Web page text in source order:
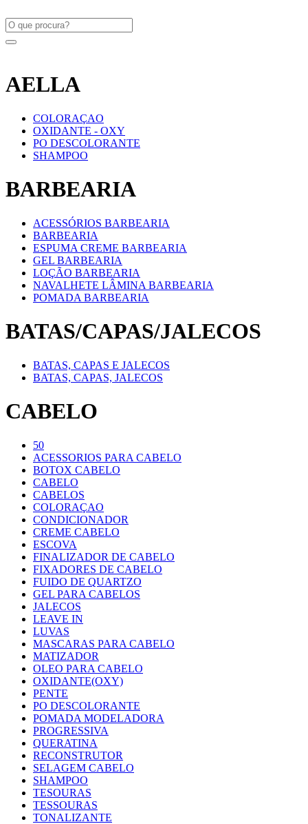
AELLA
COLORAÇAO
OXIDANTE - OXY
PO DESCOLORANTE
SHAMPOO
BARBEARIA
ACESSÓRIOS BARBEARIA
BARBEARIA
ESPUMA CREME BARBEARIA
GEL BARBEARIA
LOÇÃO BARBEARIA
NAVALHETE LÂMINA BARBEARIA
POMADA BARBEARIA
BATAS/CAPAS/JALECOS
BATAS, CAPAS E JALECOS
BATAS, CAPAS, JALECOS
CABELO
50
ACESSORIOS PARA CABELO
BOTOX CABELO
CABELO
CABELOS
COLORAÇAO
CONDICIONADOR
CREME CABELO
ESCOVA
FINALIZADOR DE CABELO
FIXADORES DE CABELO
FUIDO DE QUARTZO
GEL PARA CABELOS
JALECOS
LEAVE IN
LUVAS
MASCARAS PARA CABELO
MATIZADOR
OLEO PARA CABELO
OXIDANTE(OXY)
PENTE
PO DESCOLORANTE
POMADA MODELADORA
PROGRESSIVA
QUERATINA
RECONSTRUTOR
SELAGEM CABELO
SHAMPOO
TESOURAS
TESSOURAS
TONALIZANTE